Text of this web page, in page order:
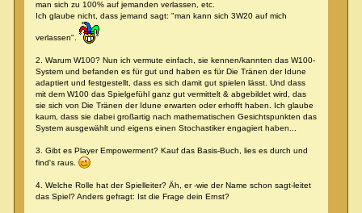
man sich zu 100% auf jemanden verlassen, etc.
Ich glaube nicht, dass jemand sagt: "man kann sich 3W20 auf mich
verlassen".
2. Warum W100? Nun ich vermute einfach, sie kennen/kannten das W100-
System und befanden es für gut und haben es für Die Tränen der Idune
adaptiert und festgestellt, dass es sich damit gut spielen lässt. Und dass
mit dem W100 das Spielgefühl ganz gut vermittelt & abgebildet wird, das
sie sich von Die Tränen der Idune erwarten oder erhofft haben. Ich glaube
kaum, dass sie dabei großartig nach mathematischen Gesichtspunkten das
System ausgewählt und eigens einen Stochastiker engagiert haben...
3. Gibt es Player Empowerment? Kauf das Basis-Buch, lies es durch und
find's raus.
4. Welche Rolle hat der Spielleiter? Äh, er -wie der Name schon sagt-leitet
das Spiel? Anders gefragt: Ist die Frage dein Ernst?